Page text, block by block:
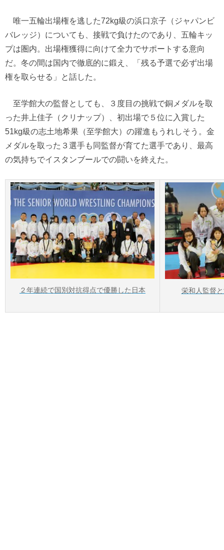
唯一五輪出場権を逃した72kg級の浜口京子（ジャパンビ
バレッジ）についても、接戦で負けたのであり、五輪キッ
プは圏内。出場権獲得に向けて全力でサポートする意向
だ。冬の間は国内で徹底的に鍛え、「残る予選で必ず出場
権を取らせる」と話した。
至学館大の監督としても、３度目の挑戦で銅メダルを取
った井上佳子（クリナップ）、初出場で５位に入賞した
51kg級の志土地希果（至学館大）の躍進もうれしそう。金
メダルを取った３選手も同監督が育てた選手であり、最高
の気持ちでイスタンブールでの闘いを終えた。
２年連続で国別対抗得点で優勝した日本 栄和人監督